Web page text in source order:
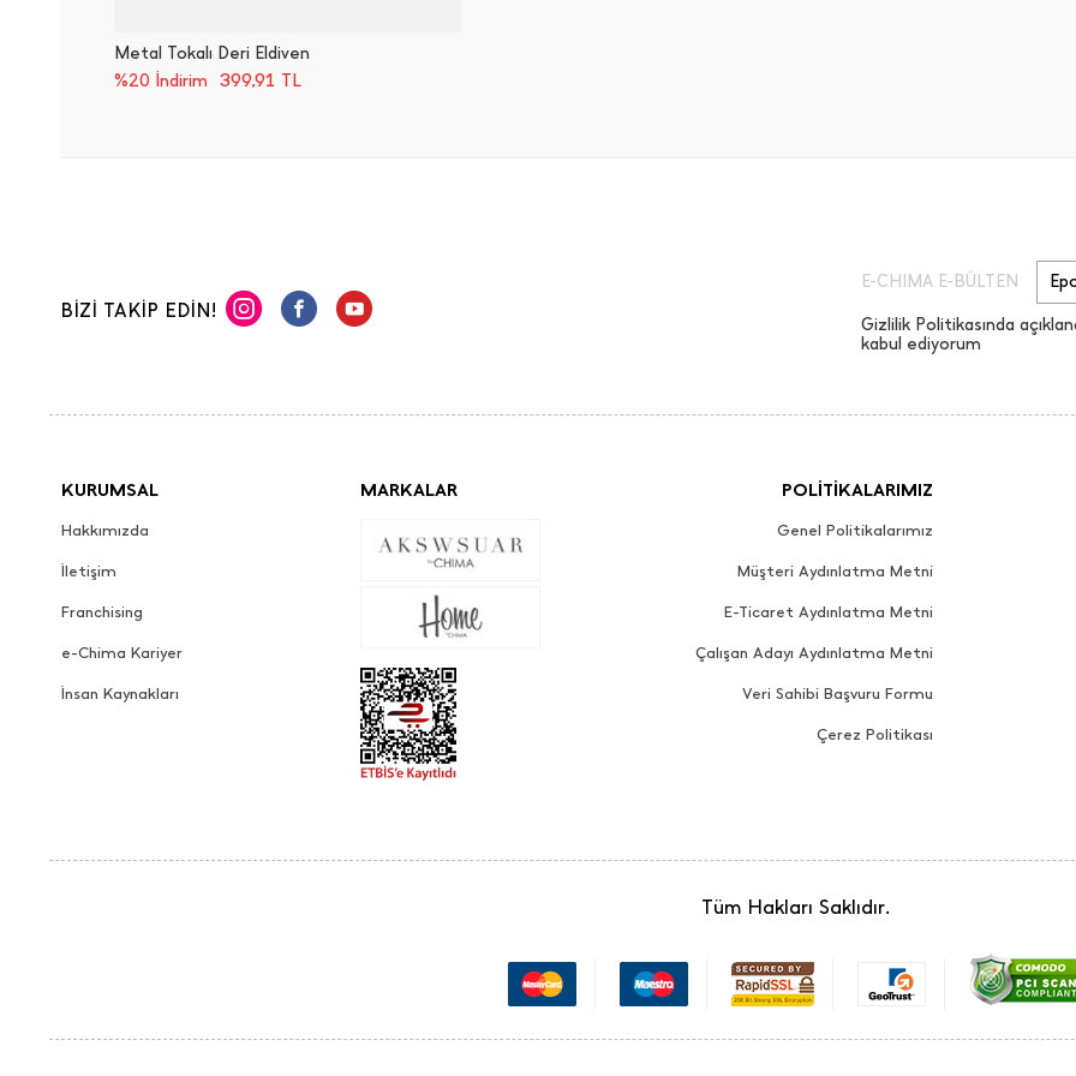
Metal Tokalı Deri Eldiven
%20 İndirim
399,91 TL
BİZİ TAKİP EDİN!
E-CHIMA E-BÜLTEN
Gizlilik Politikasında
kabul ediyorum
KURUMSAL
Hakkımızda
İletişim
Franchising
e-Chima Kariyer
İnsan Kaynakları
MARKALAR POLİTİKALARIMIZ
Genel Politikalarımız
Müşteri Aydınlatma Metni
E-Ticaret Aydınlatma Metni
Çalışan Adayı Aydınlatma Metni
Veri Sahibi Başvuru Formu
Çerez Politikası
Tüm Hakları Saklıdır.